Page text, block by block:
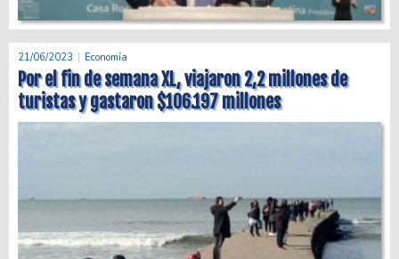
21/06/2023 Economía
Por el fin de semana XL, viajaron 2,2 millones de
turistas y gastaron $106.197 millones